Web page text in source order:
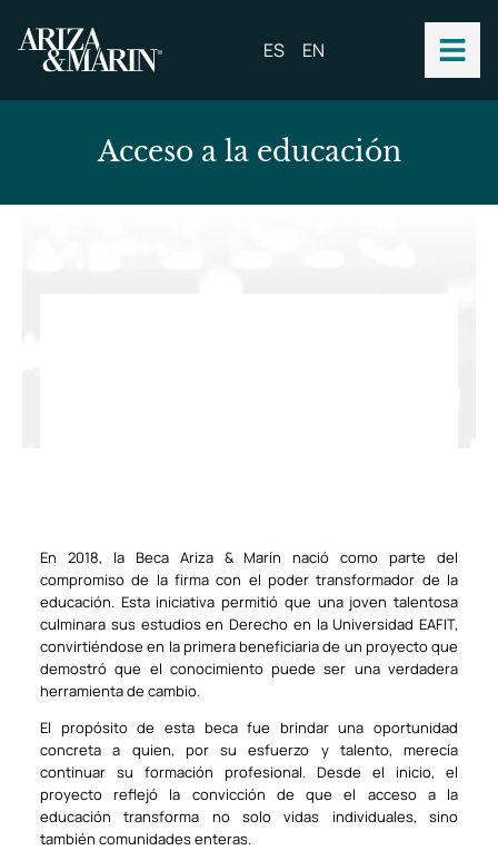
ES EN
Acceso a la educación
En 2018, la Beca Ariza & Marín nació como parte del
compromiso de la firma con el poder transformador de la
educación. Esta iniciativa permitió que una joven talentosa
culminara sus estudios en Derecho en la Universidad EAFIT,
convirtiéndose en la primera beneficiaria de un proyecto que
demostró que el conocimiento puede ser una verdadera
herramienta de cambio.
El propósito de esta beca fue brindar una oportunidad
concreta a quien, por su esfuerzo y talento, merecía
continuar su formación profesional. Desde el inicio, el
proyecto reflejó la convicción de que el acceso a la
educación transforma no solo vidas individuales, sino
también comunidades enteras.